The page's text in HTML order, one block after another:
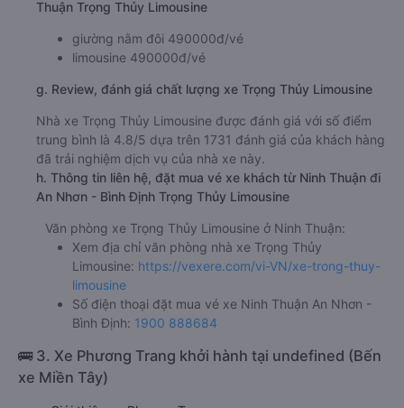
f. Giá vé giá xe khách đi An Nhơn - Bình Định từ Ninh
limousine 490000đ/vé
g. Review, đánh giá chất lượng xe Trọng Thủy Limousine
Nhà xe Trọng Thủy Limousine được đánh giá với số điểm
trung bình là 4.8/5 dựa trên 1731 đánh giá của khách hàng
đã trải nghiệm dịch vụ của nhà xe này.
h. Thông tin liên hệ, đặt mua vé xe khách từ Ninh Thuận đi
An Nhơn - Bình Định Trọng Thủy Limousine
Văn phòng xe Trọng Thủy Limousine ở Ninh Thuận:
Xem địa chỉ văn phòng nhà xe Trọng Thủy
Limousine:https://vexere.com/vi-VN/xe-trong-thuy-
limousine
Số điện thoại đặt mua vé xe Ninh Thuận An Nhơn -
Bình Định: